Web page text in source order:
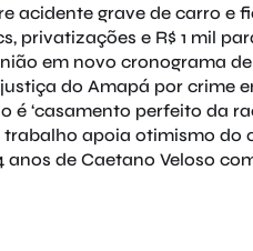
acidente grave de carro e
privatizações e R$ 1 mil
em novo cronograma
do Amapá por crime
é ‘casamento perfeito da
trabalho apoia otimismo do
anos de Caetano Veloso